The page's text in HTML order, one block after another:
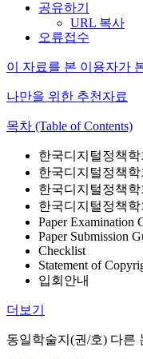
공유하기
URL 복사
오류접수
이 자료를 본 이용자가
나만을 위한 추천자료
목차 (Table of Contents)
한국디지털정책학
한국디지털정책
한국디지털정책
한국디지털정책
Paper Examination
Paper Submission
Checklist
Statement of
입회안내
더보기
동일학술지(권/호) 다른